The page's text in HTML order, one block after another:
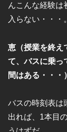
んこんな経験は
入らない・・・。
恵（授業を終え
て、バスに乗っ
間はある・・・）
バスの時刻表は
出れば、1本目